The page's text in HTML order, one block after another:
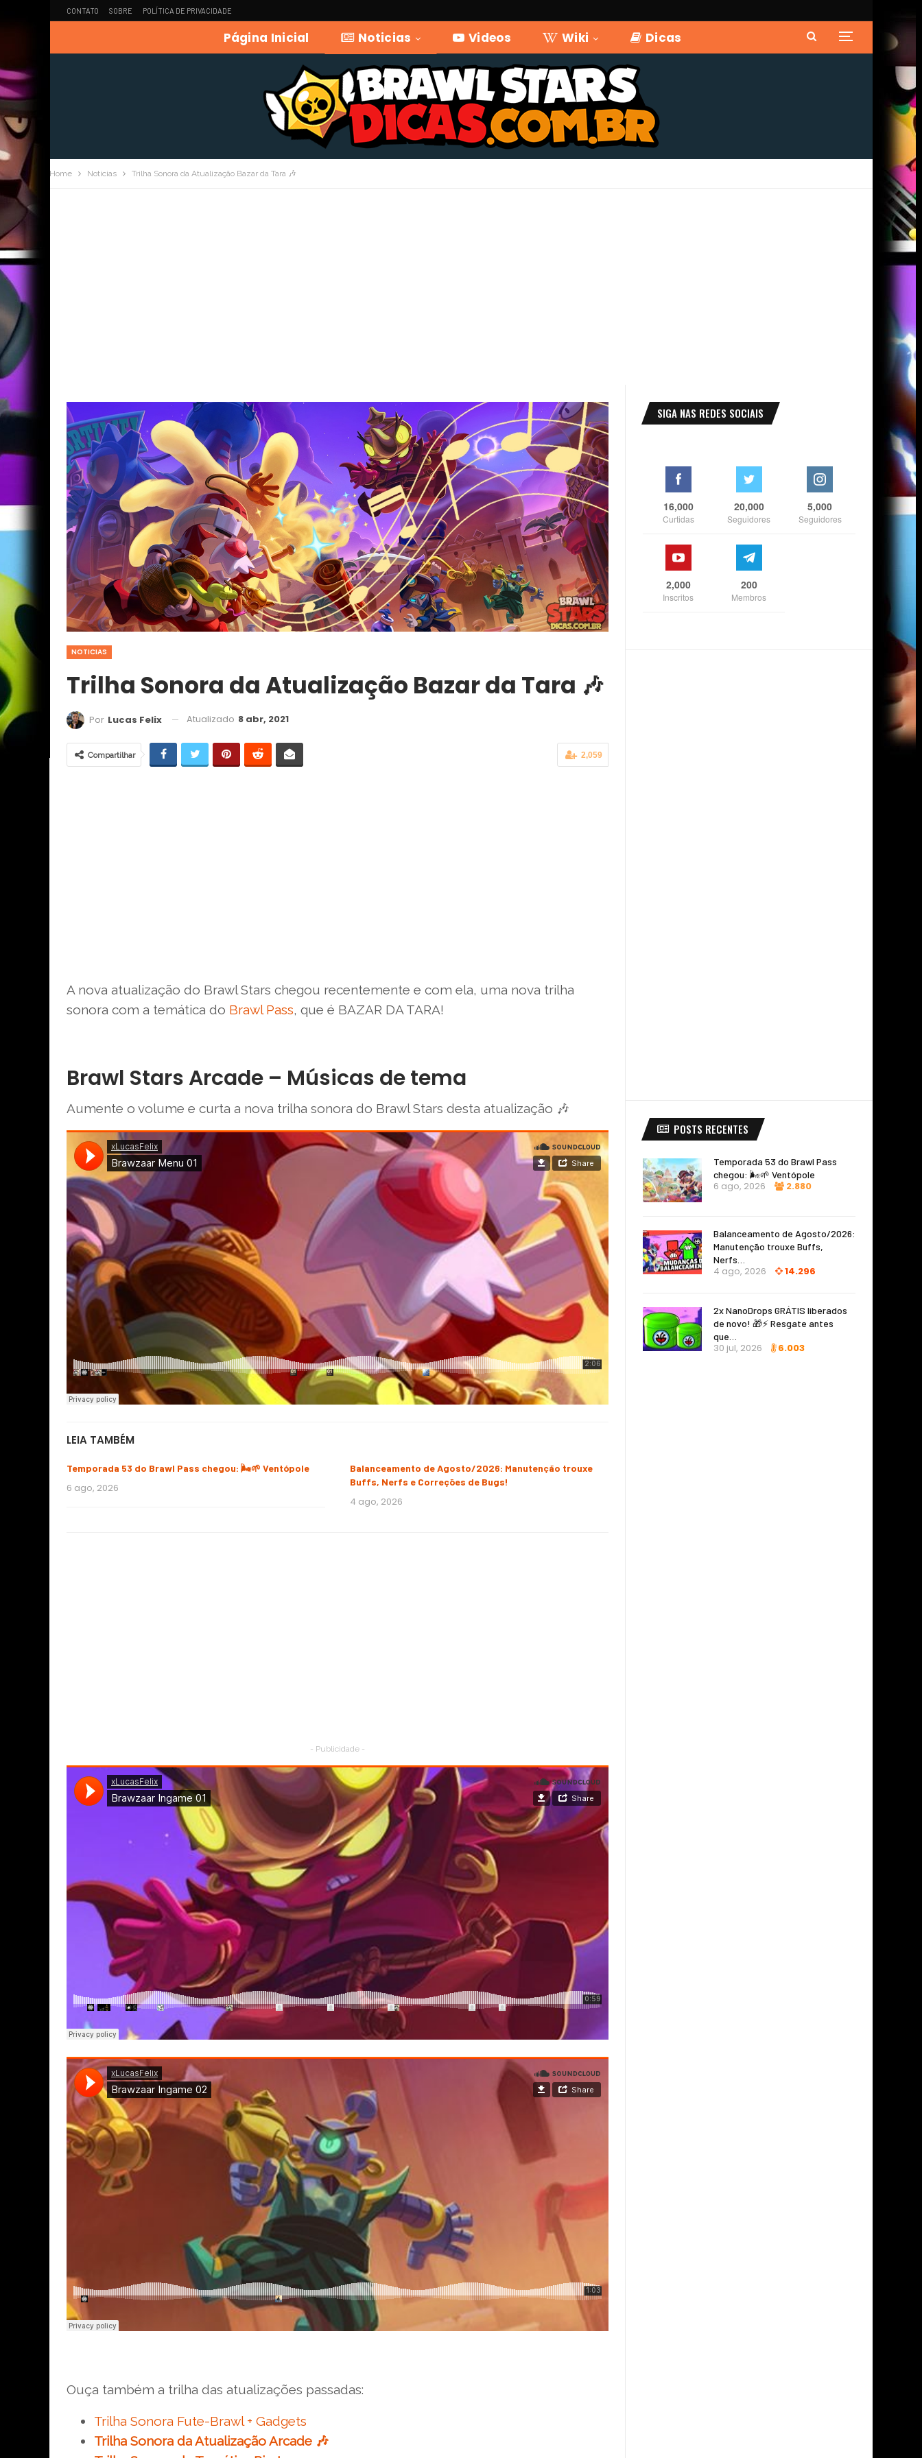
CONTATO SOBRE POLÍTICA DE PRIVACIDADE
Página Inicial Noticias Videos Wiki Dicas
Home Noticias Trilha Sonora da Atualização Bazar da Tara 🎶
NOTICIAS
Trilha Sonora da Atualização Bazar da Tara 🎶
Por Lucas Felix Atualizado 8 abr, 2021
2,059
Compartilhar
A nova atualização do Brawl Stars chegou recentemente e com ela, uma nova trilha
sonora com a temática do Brawl Pass, que é BAZAR DA TARA!
Brawl Stars Arcade – Músicas de tema
Aumente o volume e curta a nova trilha sonora do Brawl Stars desta atualização 🎶
LEIA TAMBÉM
Temporada 53 do Brawl Pass chegou: 🌬️🌱 Ventópole
6 ago, 2026
Balanceamento de Agosto/2026: Manutenção trouxe
Buffs, Nerfs e Correções de Bugs!
4 ago, 2026
- Publicidade -
Ouça também a trilha das atualizações passadas:
Trilha Sonora Fute-Brawl + Gadgets
Trilha Sonora da Atualização Arcade 🎶
SIGA NAS REDES SOCIAIS
16,000
Curtidas
20,000
Seguidores
5,000
Seguidores
2,000
Inscritos
200
Membros
POSTS RECENTES
Temporada 53 do Brawl Pass
chegou: 🌬️🌱 Ventópole
6 ago, 2026 2.880
Balanceamento de Agosto/2026:
Manutenção trouxe Buffs,
Nerfs…
4 ago, 2026 14.296
2x NanoDrops GRÁTIS liberados
de novo! 🎁⚡ Resgate antes
que…
30 jul, 2026 6.003